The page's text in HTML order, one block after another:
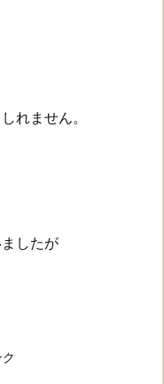
れません。
したが